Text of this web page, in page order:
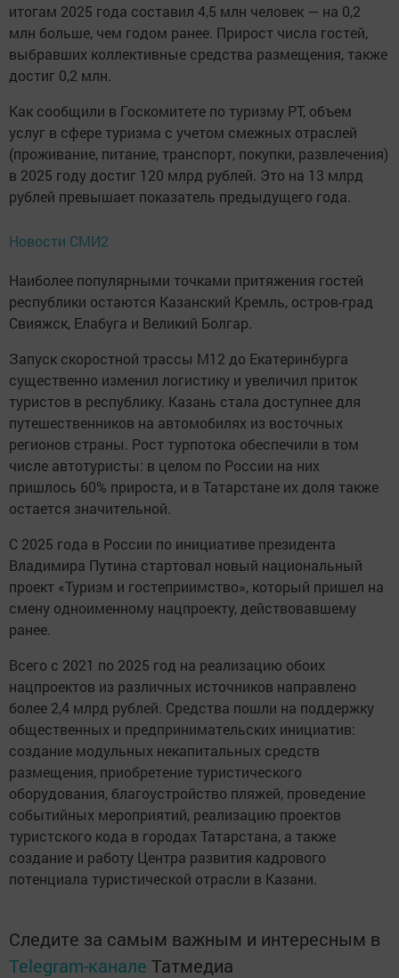
итогам 2025 года составил 4,5 млн человек — на 0,2
млн больше, чем годом ранее. Прирост числа гостей,
выбравших коллективные средства размещения, также
достиг 0,2 млн.
Как сообщили в Госкомитете по туризму РТ, объем
услуг в сфере туризма с учетом смежных отраслей
(проживание, питание, транспорт, покупки, развлечения)
в 2025 году достиг 120 млрд рублей. Это на 13 млрд
рублей превышает показатель предыдущего года.
Новости СМИ2
Наиболее популярными точками притяжения гостей
республики остаются Казанский Кремль, остров-град
Свияжск, Елабуга и Великий Болгар.
Запуск скоростной трассы М12 до Екатеринбурга
существенно изменил логистику и увеличил приток
туристов в республику. Казань стала доступнее для
путешественников на автомобилях из восточных
регионов страны. Рост турпотока обеспечили в том
числе автотуристы: в целом по России на них
пришлось 60% прироста, и в Татарстане их доля также
остается значительной.
С 2025 года в России по инициативе президента
Владимира Путина стартовал новый национальный
проект «Туризм и гостеприимство», который пришел на
смену одноименному нацпроекту, действовавшему
ранее.
Всего с 2021 по 2025 год на реализацию обоих
нацпроектов из различных источников направлено
более 2,4 млрд рублей. Средства пошли на поддержку
общественных и предпринимательских инициатив:
создание модульных некапитальных средств
размещения, приобретение туристического
оборудования, благоустройство пляжей, проведение
событийных мероприятий, реализацию проектов
туристского кода в городах Татарстана, а также
создание и работу Центра развития кадрового
потенциала туристической отрасли в Казани.
Следите за самым важным и интересным в
Telegram-канале Татмедиа